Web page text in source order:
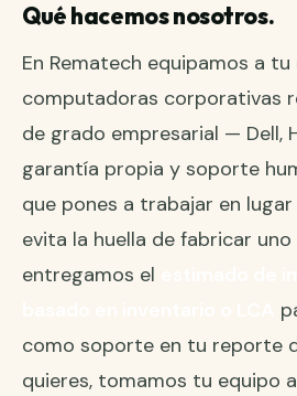
Qué hacemos nosotros.
En Rematech equipamos a
computadoras corporativas
de grado empresarial — Dell,
garantía propia y soporte
que pones a trabajar en
evita la huella de fabricar
entregamos el
como soporte en tu reporte
quieres, tomamos tu equipo